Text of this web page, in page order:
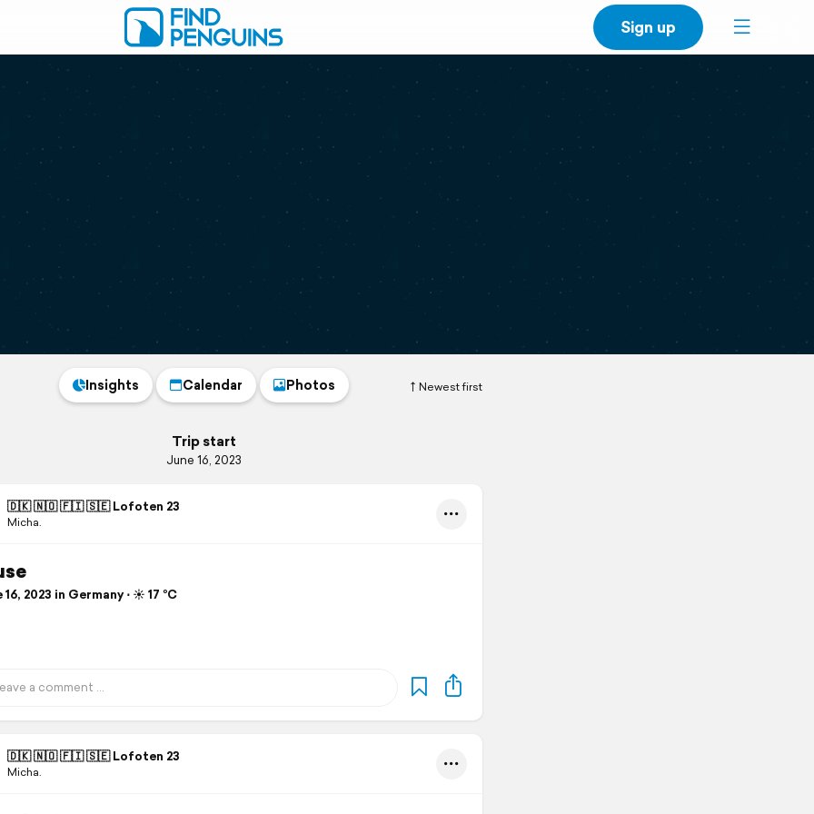
Sign up
Newest first
Insights Calendar Photos
Trip start
June 16, 2023
🇩🇰 🇳🇴 🇫🇮 🇸🇪 Lofoten 23
Micha.
16, 2023 in Germany ⋅ ☀️ 17 °C
🇩🇰 🇳🇴 🇫🇮 🇸🇪 Lofoten 23
Micha.